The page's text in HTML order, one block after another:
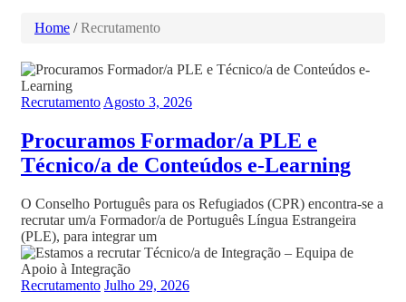
Home / Recrutamento
Recrutamento Agosto 3, 2026
Procuramos Formador/a PLE e
Técnico/a de Conteúdos e-Learning
O Conselho Português para os Refugiados (CPR) encontra-se a
recrutar um/a Formador/a de Português Língua Estrangeira
(PLE), para integrar um
Recrutamento Julho 29, 2026